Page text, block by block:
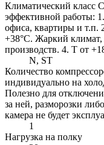
Климатический класс
эффективной работы:
офиса, квартиры и т.п.
+38°C. Жаркий климат,
производств. 4. Т от
N, ST
Количество
индивидуально на
Полезно для
за ней, разморозки
камера не будет
1
Нагрузка на полку